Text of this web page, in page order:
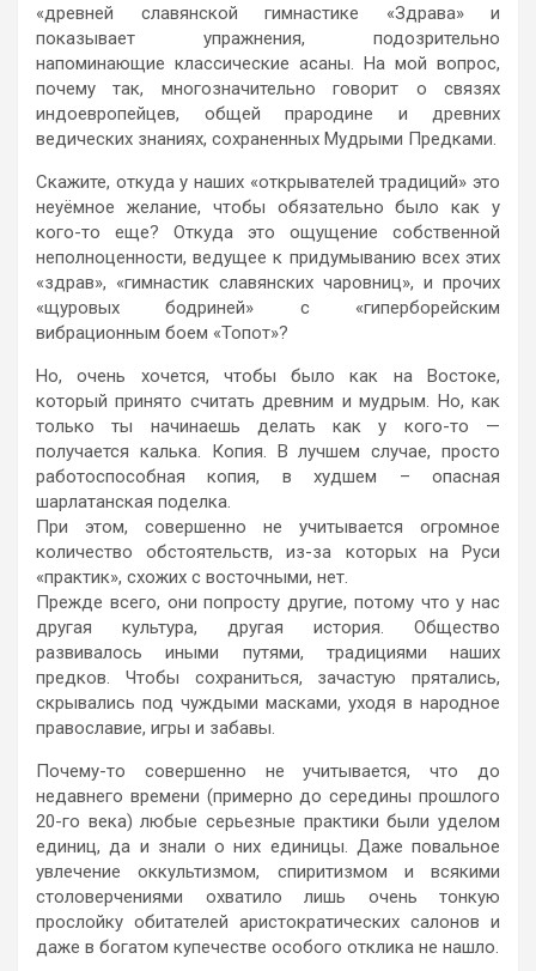
«древней славянской гимнастике «Здрава» и
показывает упражнения, подозрительно
напоминающие классические асаны. На мой вопрос,
почему так, многозначительно говорит о связях
индоевропейцев, общей прародине и древних
ведических знаниях, сохраненных Мудрыми Предками.
Скажите, откуда у наших «открывателей традиций» это
неуёмное желание, чтобы обязательно было как у
кого-то еще? Откуда это ощущение собственной
неполноценности, ведущее к придумыванию всех этих
«здрав», «гимнастик славянских чаровниц», и прочих
«щуровых бодриней» с «гиперборейским
вибрационным боем «Топот»?
Но, очень хочется, чтобы было как на Востоке,
который принято считать древним и мудрым. Но, как
только ты начинаешь делать как у кого-то —
получается калька. Копия. В лучшем случае, просто
работоспособная копия, в худшем – опасная
шарлатанская поделка.
При этом, совершенно не учитывается огромное
количество обстоятельств, из-за которых на Руси
«практик», схожих с восточными, нет.
Прежде всего, они попросту другие, потому что у нас
другая культура, другая история. Общество
развивалось иными путями, традициями наших
предков. Чтобы сохраниться, зачастую прятались,
скрывались под чуждыми масками, уходя в народное
православие, игры и забавы.
Почему-то совершенно не учитывается, что до
недавнего времени (примерно до середины прошлого
20-го века) любые серьезные практики были уделом
единиц, да и знали о них единицы. Даже повальное
увлечение оккультизмом, спиритизмом и всякими
столоверчениями охватило лишь очень тонкую
прослойку обитателей аристократических салонов и
даже в богатом купечестве особого отклика не нашло.